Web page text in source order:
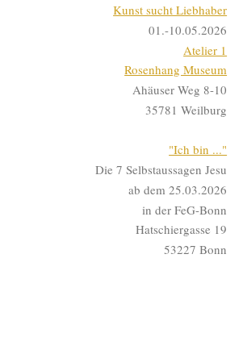
Kunst sucht Liebhaber
01.-10.05.2026
Atelier 1
Rosenhang Museum
Ahäuser Weg 8-10
35781 Weilburg
"Ich bin ..."
Die 7 Selbstaussagen Jesu
ab dem 25.03.2026
in der FeG-Bonn
Hatschiergasse 19
53227 Bonn